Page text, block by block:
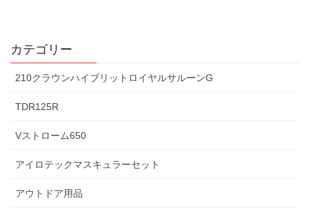
カテゴリー
210クラウンハイブリットロイヤルサルーンG
TDR125R
Vストローム650
アイロテックマスキュラーセット
アウトドア用品